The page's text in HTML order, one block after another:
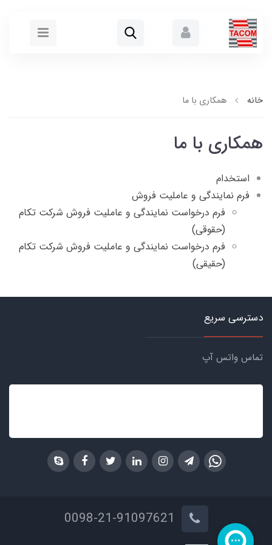
خانه همکاری با ما
همکاری با ما
استخدام
فرم نمایندگی و عاملیت فروش
فرم درخواست نمایندگی و عاملیت فروش شرکت تکام
(حقوقی)
فرم درخواست نمایندگی و عاملیت فروش شرکت تکام
(حقیقی)
دسترسی سریع
تماس واتس آپ